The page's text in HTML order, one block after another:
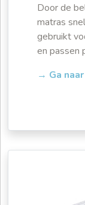
Door de
matras
gebruikt
en passen
→ Ga